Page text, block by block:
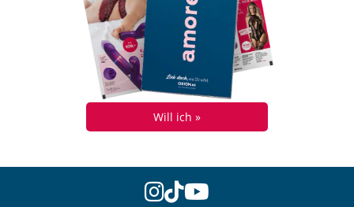
Will ich »
instagram
tiktok
youtube